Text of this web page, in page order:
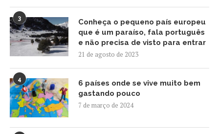
3
Conheça o pequeno país europeu
que é um paraíso, fala português
e não precisa de visto para entrar
21 de agosto de 2023
4
6 países onde se vive muito bem
gastando pouco
7 de março de 2024